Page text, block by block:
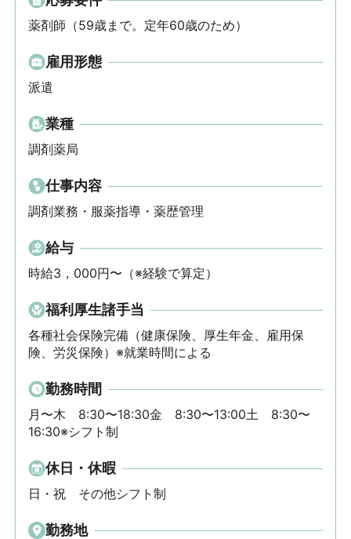
薬剤師（59歳まで。定年60歳のため）
雇用形態
派遣
業種
調剤薬局
仕事内容
調剤業務・服薬指導・薬歴管理
給与
時給3，000円〜（※経験で算定）
福利厚生諸手当
各種社会保険完備（健康保険、厚生年金、雇用保
険、労災保険）※就業時間による
勤務時間
月〜木　8:30〜18:30金　8:30〜13:00土　8:30〜
16:30※シフト制
休日・休暇
日・祝　その他シフト制
勤務地